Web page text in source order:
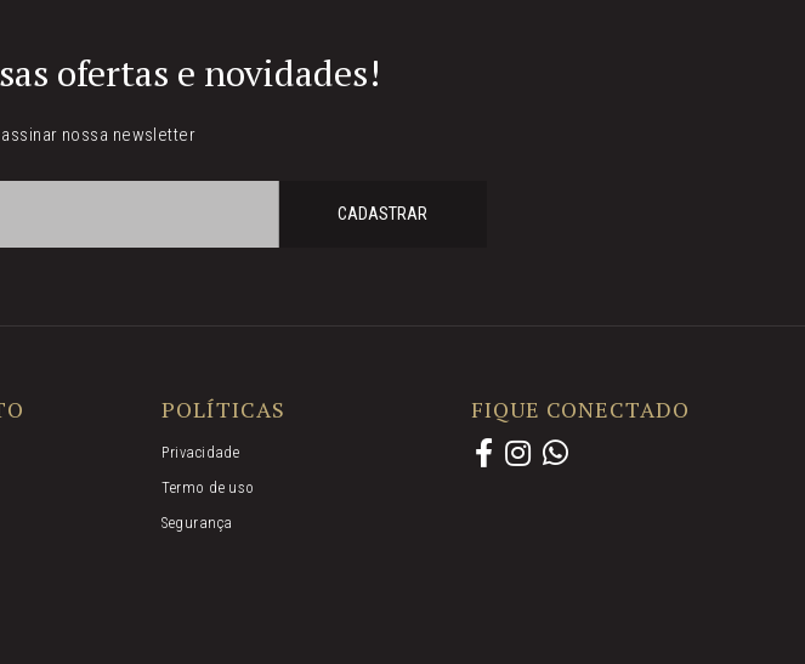
ofertas e novidades!
nossa newsletter
CADASTRAR
POLÍTICAS
Privacidade
Termo de uso
Segurança
FIQUE CONECTADO